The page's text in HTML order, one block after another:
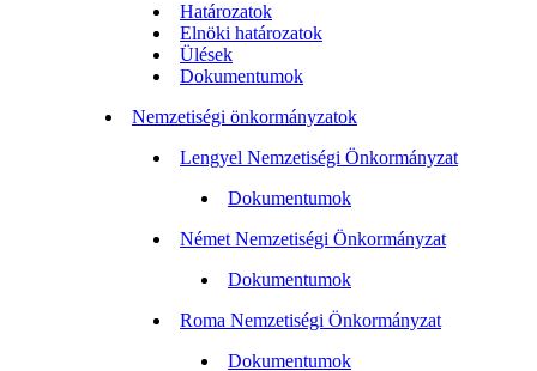
Határozatok
Elnöki határozatok
Ülések
Dokumentumok
Nemzetiségi önkormányzatok
Lengyel Nemzetiségi Önkormányzat
Dokumentumok
Német Nemzetiségi Önkormányzat
Dokumentumok
Roma Nemzetiségi Önkormányzat
Dokumentumok